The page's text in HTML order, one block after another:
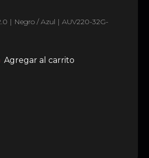
| Negro / Azul | AUV220-32G-
Agregar al carrito